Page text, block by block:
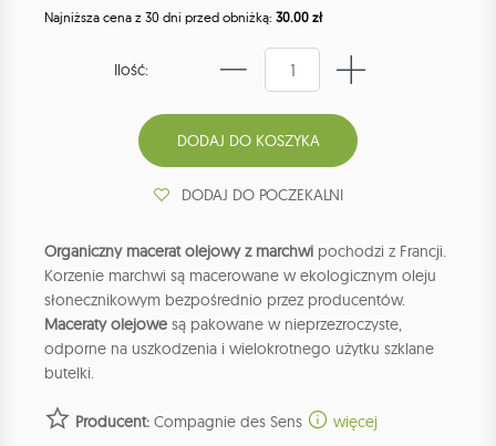
Najniższa cena z 30 dni przed obniżką: 30.00 zł
Ilość:
DODAJ DO POCZEKALNI
Organiczny macerat olejowy z marchwi pochodzi z Francji.
Korzenie marchwi są macerowane w ekologicznym oleju
słonecznikowym bezpośrednio przez producentów.
Maceraty olejowe są pakowane w nieprzezroczyste,
odporne na uszkodzenia i wielokrotnego użytku szklane
butelki.
Producent: Compagnie des Sens więcej